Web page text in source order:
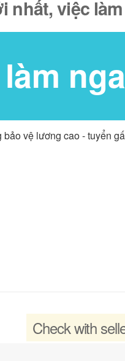
việc
vệ lương cao - tuyển
Check with